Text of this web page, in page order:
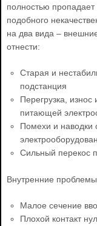
полностью
подобного
на два вида –
отнести:
Старая и
подстанция
Перегрузка,
питающей
Помехи и наводки
Сильный перекос
Внутренние
Малое сечение
Плохой контакт